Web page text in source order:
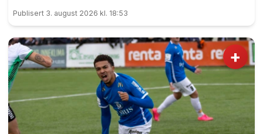
generalprøve før kommende helgs toppkamp på
Myhrer mellom Turn og Levanger.
Publisert 3. august 2026 kl. 18:53
+